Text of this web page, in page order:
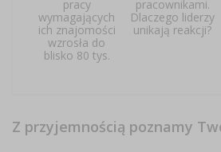
pracy
wymagających
ich znajomości
wzrosła do
blisko 80 tys.
pracownikami.
Dlaczego liderzy
unikają reakcji?
Z przyjemnością poznamy